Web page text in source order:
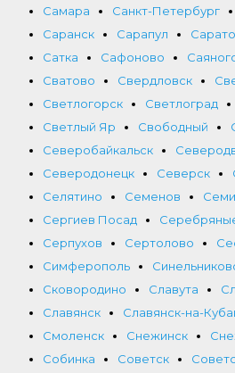
Самара
Санкт-Петербург
Саранск
Сарапул
Сатка
Сафоново
Сватово
Свердловск
Светлогорск
Светлоград
Светлый Яр
Свободный
Северобайкальск
Северодонецк
Северск
Селятино
Семенов
Сергиев Посад
Серпухов
Сертолово
Симферополь
Сковородино
Славута
Славянск
Славянск-на-
Смоленск
Снежинск
Собинка
Советск